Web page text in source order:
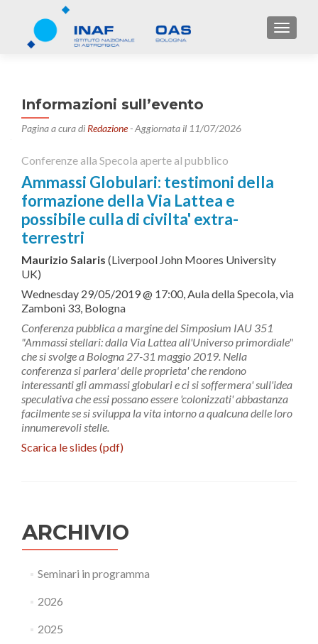
Informazioni sull’evento
Pagina a cura di Redazione- Aggiornata il 11/07/2026
Conferenze alla Specola aperte al pubblico
Ammassi Globulari: testimoni della
formazione della Via Lattea e
possibile culla di civilta' extra-
terrestri
Maurizio Salaris (Liverpool John Moores University
UK)
Wednesday 29/05/2019 @ 17:00, Aula della Specola, via
Zamboni 33, Bologna
Conferenza pubblica a margine del Simposium IAU 351
"Ammassi stellari: dalla Via Lattea all'Universo primordiale"
che si svolge a Bologna 27-31 maggio 2019. Nella
conferenza si parlera' delle proprieta' che rendono
interessanti gli ammassi globulari e ci si soffermera' sull'idea
speculativa che essi possano essere 'colonizzati' abbastanza
facilmente se si sviluppa la vita intorno a qualcuna delle loro
innumerevoli stelle.
Scarica le slides (pdf)
ARCHIVIO
Seminari in programma
2026
2025